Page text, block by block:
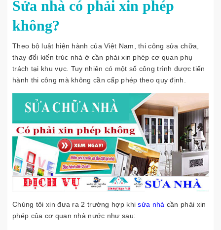
Sửa nhà có phải xin phép
không?
Theo bộ luật hiện hành của Việt Nam, thi công sửa chữa,
thay đổi kiến trúc nhà ở cần phải xin phép cơ quan phụ
trách tại khu vực. Tuy nhiên có một số công trình được tiến
hành thi công mà không cần cấp phép theo quy định.
Chúng tôi xin đưa ra 2 trường hợp khisửa nhà cần phải xin
phép của cơ quan nhà nước như sau: